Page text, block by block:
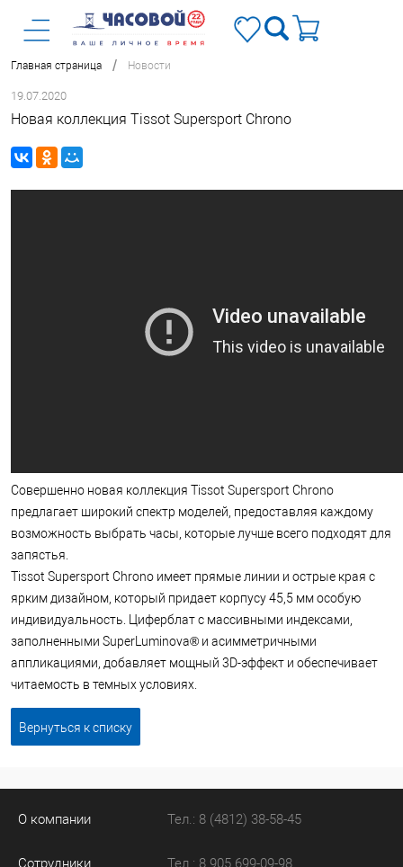
Главная страница / Новости
19.07.2020
Новая коллекция Tissot Supersport Chrono
Совершенно новая коллекция Tissot Supersport Chrono
предлагает широкий спектр моделей, предоставляя каждому
возможность выбрать часы, которые лучше всего подходят для
запястья.
Tissot Supersport Chrono имеет прямые линии и острые края с
ярким дизайном, который придает корпусу 45,5 мм особую
индивидуальность. Циферблат с массивными индексами,
заполненными SuperLuminova® и асимметричными
аппликациями, добавляет мощный 3D-эффект и обеспечивает
читаемость в темных условиях.
Вернуться к списку
О компании
Сотрудники
Тел.: 8 (4812) 38-58-45
Тел.: 8 905 699-09-98